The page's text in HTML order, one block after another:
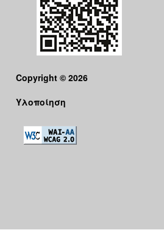
Copyright © 2026
Υλοποίηση